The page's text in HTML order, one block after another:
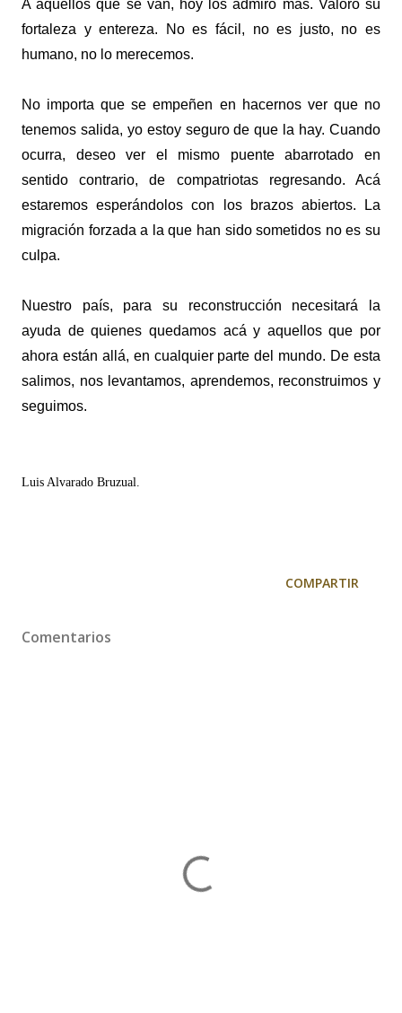
A aquellos que se van, hoy los admiro más. Valoro su
fortaleza y entereza. No es fácil, no es justo, no es
humano, no lo merecemos.
No importa que se empeñen en hacernos ver que no
tenemos salida, yo estoy seguro de que la hay. Cuando
ocurra, deseo ver el mismo puente abarrotado en
sentido contrario, de compatriotas regresando. Acá
estaremos esperándolos con los brazos abiertos. La
migración forzada a la que han sido sometidos no es su
culpa.
Nuestro país, para su reconstrucción necesitará la
ayuda de quienes quedamos acá y aquellos que por
ahora están allá, en cualquier parte del mundo. De esta
salimos, nos levantamos, aprendemos, reconstruimos y
seguimos.
Luis Alvarado Bruzual.
COMPARTIR
Comentarios